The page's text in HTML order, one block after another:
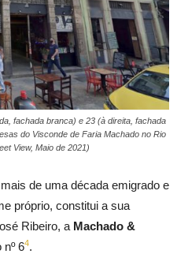
fachada branca) e 23 (à direita, fachada
do Visconde de Faria Machado no Rio
View, Maio de 2021)
de uma década emigrado e
próprio, constitui a sua
Ribeiro, a Machado &
nº 64.